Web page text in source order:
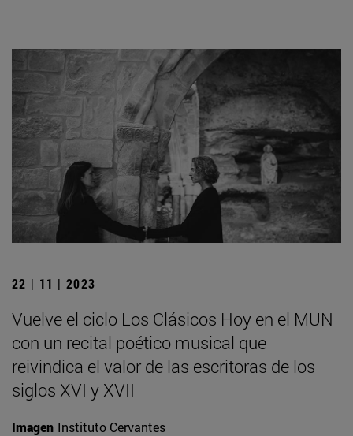
22 | 11 | 2023
Vuelve el ciclo Los Clásicos Hoy en el MUN
con un recital poético musical que
reivindica el valor de las escritoras de los
siglos XVI y XVII
Imagen Instituto Cervantes